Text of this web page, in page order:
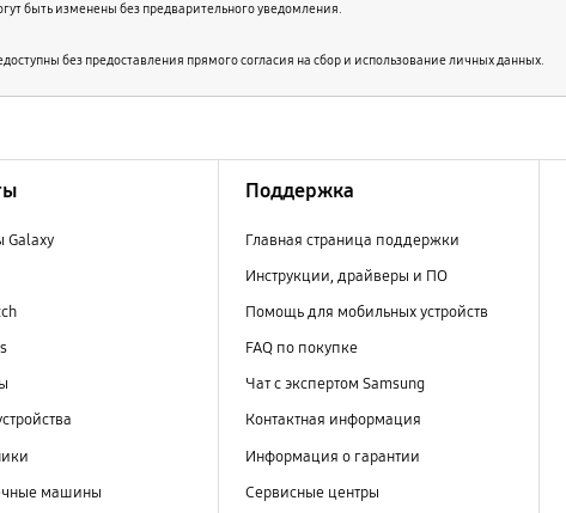
быть изменены без предварительного уведомления.
без предоставления прямого согласия на сбор и использование личных данных.
Galaxy
машины
Поддержка
Главная страница поддержки
Инструкции, драйверы и ПО
Помощь для мобильных устройств
FAQ по покупке
Чат с экспертом Samsung
Контактная информация
Информация о гарантии
Сервисные центры